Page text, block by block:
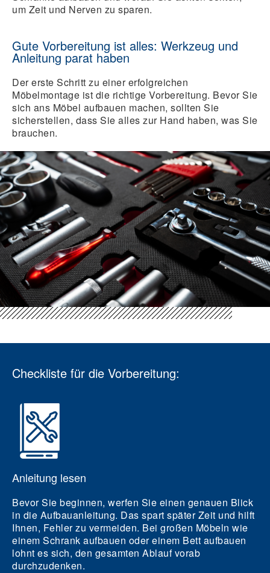
um Zeit und Nerven zu sparen.
Gute Vorbereitung ist alles: Werkzeug und
Anleitung parat haben
Der erste Schritt zu einer erfolgreichen
Möbelmontage ist die richtige Vorbereitung. Bevor Sie
sich ans Möbel aufbauen machen, sollten Sie
sicherstellen, dass Sie alles zur Hand haben, was Sie
brauchen.
Checkliste für die Vorbereitung:
Anleitung lesen
Bevor Sie beginnen, werfen Sie einen genauen Blick
in die Aufbauanleitung. Das spart später Zeit und hilft
Ihnen, Fehler zu vermeiden. Bei großen Möbeln wie
einem Schrank aufbauen oder einem Bett aufbauen
lohnt es sich, den gesamten Ablauf vorab
durchzudenken.